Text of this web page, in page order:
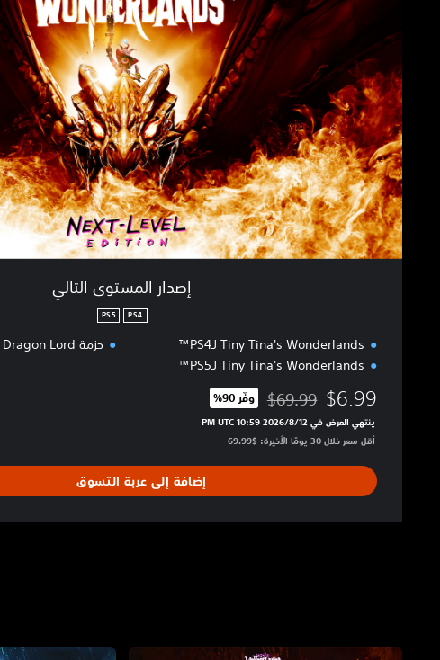
ل
م
س
ت
و
ى
ا
ل
ت
ا
ل
إصدار المستوى التالي
PS4
PS5
Tiny Tina's Wonderlands لـPS4™
Tiny Tina's Wonderlands لـPS5™
حزمة Dragon Lord
$6.99 مخصوم من السعر الأصلي البالغ $69.99‏
$69.99 وفّر 90%‏
ينتهي العرض في 12‏/8‏/2026 10:59 PM UTC‏
أقل سعر خلال 30 يومًا الأخيرة: $69.99‏
إضافة إلى عربة التسوق